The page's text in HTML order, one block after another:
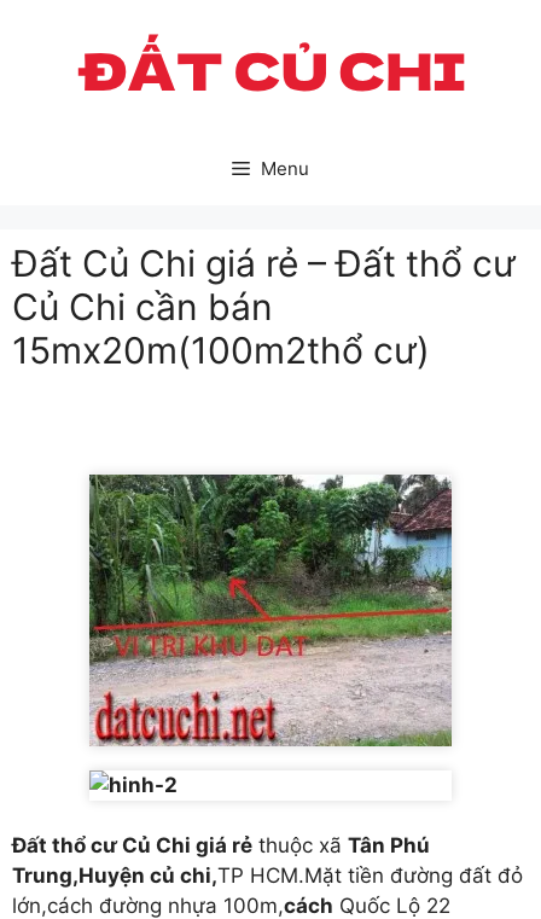
Menu
Đất Củ Chi giá rẻ – Đất thổ cư
Củ Chi cần bán
15mx20m(100m2thổ cư)
Đất thổ cư Củ Chi giá rẻ thuộc xã Tân Phú
Trung,Huyện củ chi,TP HCM.Mặt tiền đường đất đỏ
lớn,cách đường nhựa 100m,cách Quốc Lộ 22